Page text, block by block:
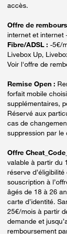
accès.
Offre de
internet et internet
Fibre/ADSL : -5€/
Livebox Up,
Voir l'offre de
Remise Open :
forfait mobile
supplémentaires,
Réservé aux
cas de
suppression par le
Offre
valable à partir du
réserve
souscription à
âgés de 18 à 26
carte d’identité.
25€/mois à partir
demande et
remboursement